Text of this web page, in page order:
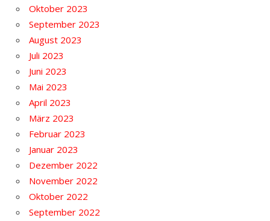
Oktober 2023
September 2023
August 2023
Juli 2023
Juni 2023
Mai 2023
April 2023
März 2023
Februar 2023
Januar 2023
Dezember 2022
November 2022
Oktober 2022
September 2022